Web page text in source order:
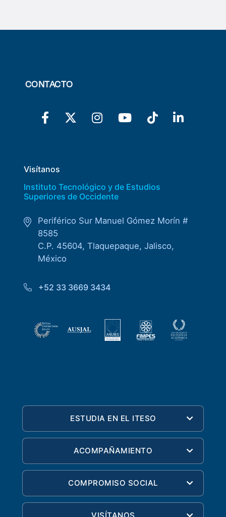
CONTACTO
Visítanos
Instituto Tecnológico y de Estudios
Superiores de Occidente
Periférico Sur Manuel Gómez Morín #
8585
C.P. 45604, Tlaquepaque, Jalisco,
México
+52 33 3669 3434
ESTUDIA EN EL ITESO
ACOMPAÑAMIENTO
COMPROMISO SOCIAL
VISÍTANOS